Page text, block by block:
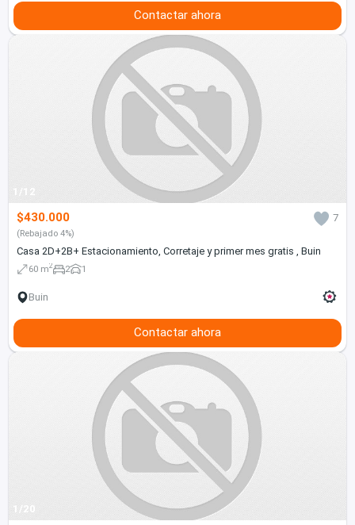
Contactar ahora
1/12
$430.000 7
(Rebajado 4%)
Casa 2D+2B+ Estacionamiento, Corretaje y primer mes gratis , Buin
60 m2 2 1
Buin
Contactar ahora
1/20